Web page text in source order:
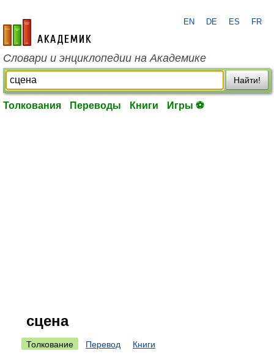
academic.ru
EN DE ES FR
Словари и энциклопедии на Академике
Найти!
Толкования Переводы Книги Игры ⚽
сцена
Толкование Перевод Книги